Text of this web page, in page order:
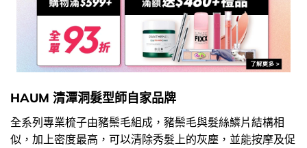
HAUM 清潭洞髮型師自家品牌
全系列專業梳子由豬鬃毛組成，豬鬃毛與髮絲鱗片結構相
似，加上密度最高，可以清除秀髮上的灰塵，並能按摩及促